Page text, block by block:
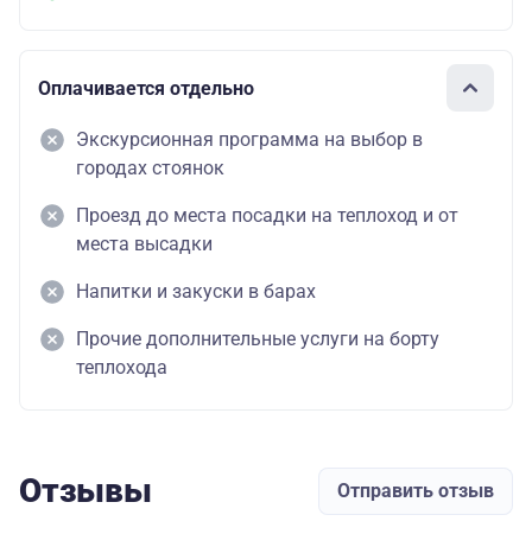
Оплачивается отдельно
Экскурсионная программа на выбор в
городах стоянок
Проезд до места посадки на теплоход и от
места высадки
Напитки и закуски в барах
Прочие дополнительные услуги на борту
теплохода
Отзывы Отправить отзыв